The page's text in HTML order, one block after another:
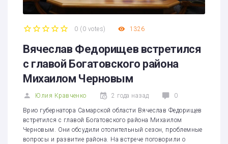
0 ( 0 votes) 1326
Вячеслав Федорищев встретился
с главой Богатовского района
Михаилом Черновым
Юлия Кравченко 2 года назад 0
Врио губернатора Самарской области Вячеслав Федорищев
встретился с главой Богатовского района Михаилом
Черновым. Они обсудили отопительный сезон, проблемные
вопросы и развитие района. На встрече поговорили о